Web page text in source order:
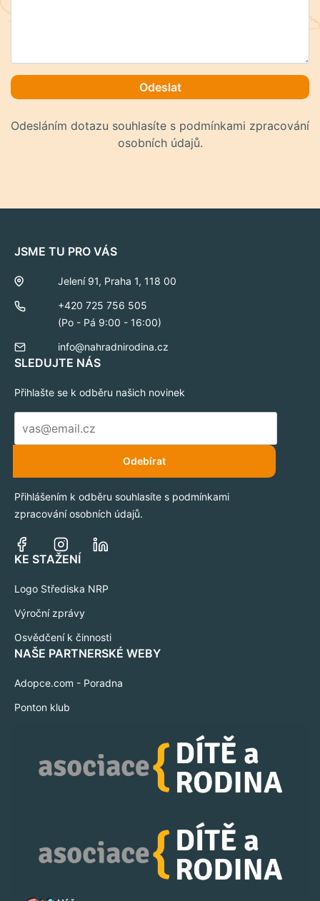
Odeslat
Odesláním dotazu souhlasíte s podmínkami zpracování
osobních údajů.
JSME TU PRO VÁS
Jelení 91, Praha 1, 118 00
+420 725 756 505
(Po - Pá 9:00 - 16:00)
info@nahradnirodina.cz
SLEDUJTE NÁS
Přihlašte se k odběru našich novinek
E-
mail
Odebírat
Přihlášením k odběru souhlasíte s podmínkami
zpracování osobních údajů.
KE STAŽENÍ
Logo Střediska NRP
Výroční zprávy
Osvědčení k činnosti
NAŠE PARTNERSKÉ WEBY
Adopce.com - Poradna
Ponton klub